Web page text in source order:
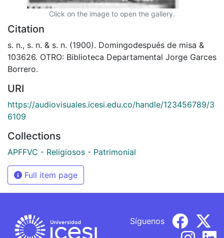
Click on the image to open the gallery.
Citation
s. n., s. n. & s. n. (1900). Domingodespués de misa &
103626. OTRO: Biblioteca Departamental Jorge Garces
Borrero.
URI
https://audiovisuales.icesi.edu.co/handle/123456789/3
6109
Collections
APFFVC - Religiosos - Patrimonial
Full item page
Síguenos